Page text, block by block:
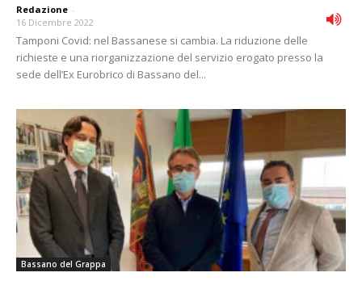
Redazione -
16 Dicembre 2022
Tamponi Covid: nel Bassanese si cambia. La riduzione delle
richieste e una riorganizzazione del servizio erogato presso la
sede dell’Ex Eurobrico di Bassano del...
Bassano del Grappa